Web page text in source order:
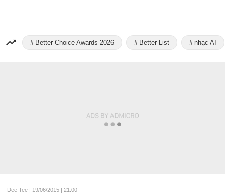
Better Choice Awards 2026 Better List nhạc AI
Dee Tee | 19/06/2015 | 21:00